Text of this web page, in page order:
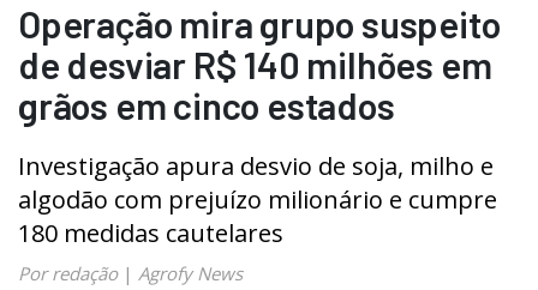
Operação mira grupo suspeito
de desviar R$ 140 milhões em
grãos em cinco estados
Investigação apura desvio de soja, milho e
algodão com prejuízo milionário e cumpre
180 medidas cautelares
Por redação| Agrofy News